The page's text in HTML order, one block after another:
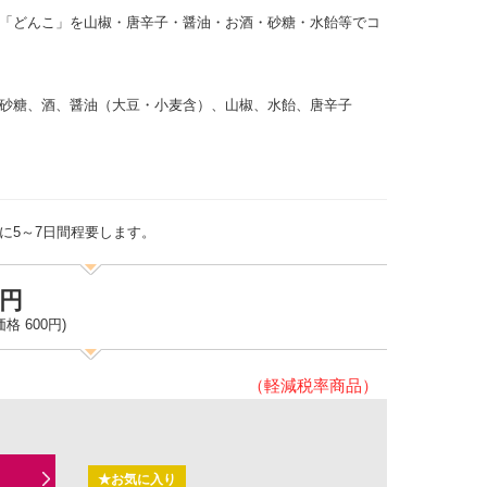
どんこ」を山椒・唐辛子・醤油・お酒・砂糖・水飴等でコ
糖、酒、醤油（大豆・小麦含）、山椒、水飴、唐辛子
5～7日間程要します。
格 600円)
（軽減税率商品）
★お気に入り